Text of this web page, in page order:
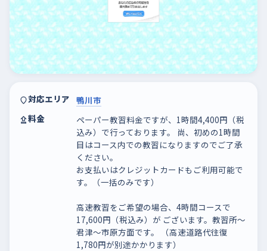
対応エリア 鴨川市
料金
ペーパー教習料金ですが、1時間4,400円（税
込み）で行っております。 尚、初めの1時間
目はコース内での教習になりますのでご了承
ください。
お支払いはクレジットカードもご利用可能で
す。（一括のみです）
高速教習をご希望の場合、4時間コースで
17,600円（税込み）が ございます。教習所～
君津～市原方面です。 （高速道路代往復
1,780円が別途かかります）